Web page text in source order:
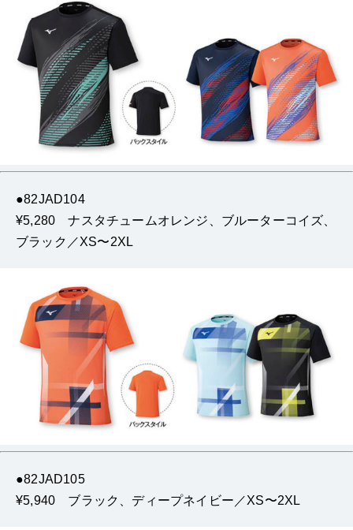
●82JAD104
¥5,280 ナスタチュームオレンジ、ブルーターコイズ、
ブラック／XS〜2XL
●82JAD105
¥5,940 ブラック、ディープネイビー／XS〜2XL